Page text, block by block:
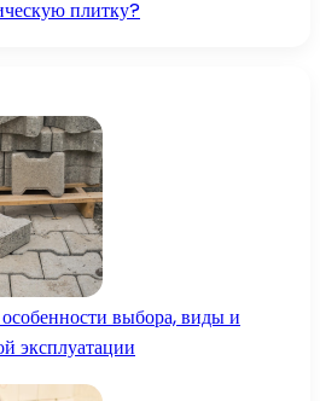
плитку?
выбора, виды и
эксплуатации